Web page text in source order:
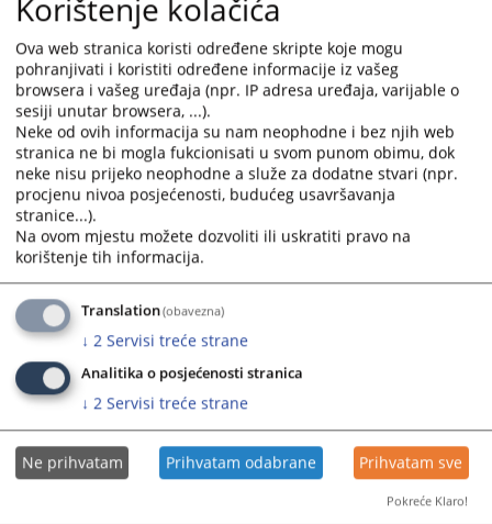
2. Odjeljenje za sudsku upravu, administrativno-
tehničke, računovodstveno-materijalne i pomoćne
poslove
a) Odsjek sudske uprave
b) Odsjek – Pisarnica
3. Odjeljenje za zemljišnoknjižne poslove.
Više informacija možete naći u Pravilniku o unutrašnjoj
organizaciji i sistematizaciji radnih mjesta Općinskog
suda u Banovićima, koji možete pogledati u pratećim
dokumentima.
1082PREGLEDA
Korištenje kolačića
Ova web stranica koristi određene skripte koje mogu
pohranjivati i koristiti određene informacije iz vašeg
browsera i vašeg uređaja (npr. IP adresa uređaja, varijable o
sesiji unutar browsera, ...).
Neke od ovih informacija su nam neophodne i bez njih web
stranica ne bi mogla fukcionisati u svom punom obimu, dok
neke nisu prijeko neophodne a služe za dodatne stvari (npr.
procjenu nivoa posjećenosti, budućeg usavršavanja
stranice...).
Na ovom mjestu možete dozvoliti ili uskratiti pravo na
korištenje tih informacija.
Translation(obavezna)
↓ 2 Servisi treće strane
Analitika o posjećenosti stranica
↓ 2 Servisi treće strane
Ne prihvatam Prihvatam odabrane Prihvatam sve
Pokreće Klaro!